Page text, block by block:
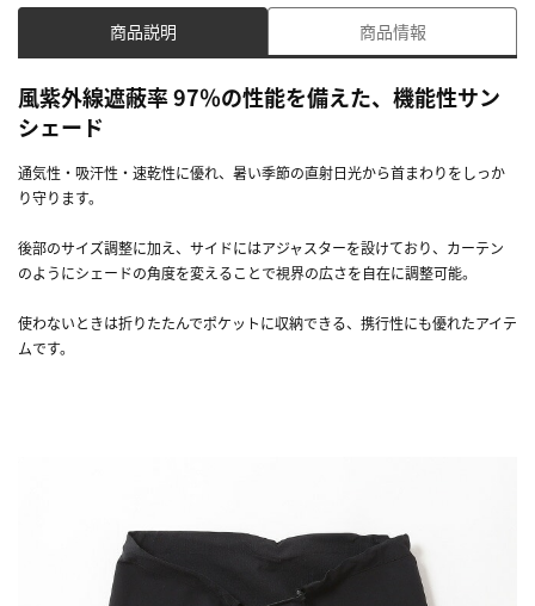
商品説明 商品情報
風紫外線遮蔽率 97％の性能を備えた、機能性サン
シェード
通気性・吸汗性・速乾性に優れ、暑い季節の直射日光から首まわりをしっか
り守ります。
後部のサイズ調整に加え、サイドにはアジャスターを設けており、カーテン
のようにシェードの角度を変えることで視界の広さを自在に調整可能。
使わないときは折りたたんでポケットに収納できる、携行性にも優れたアイテ
ムです。